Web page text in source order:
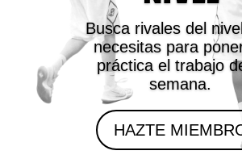
Busca rivales del
necesitas para
práctica el trabajo
semana.
HAZTE